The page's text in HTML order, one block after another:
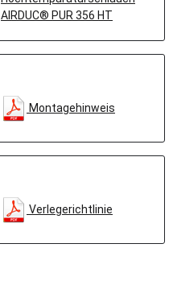
AIRDUC® PUR 356 HT
Montagehinweis
Verlegerichtlinie